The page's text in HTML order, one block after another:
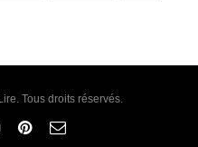
Tous droits réservés.